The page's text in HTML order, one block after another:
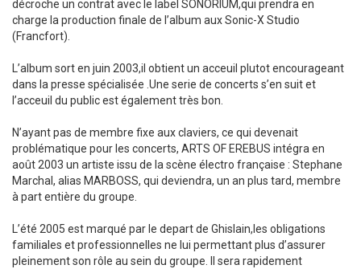
décroche un contrat avec le label SONORIUM,qui prendra en
charge la production finale de l’album aux Sonic-X Studio
(Francfort).
L’album sort en juin 2003,il obtient un acceuil plutot encourageant
dans la presse spécialisée .Une serie de concerts s’en suit et
l’acceuil du public est également très bon.
N’ayant pas de membre fixe aux claviers, ce qui devenait
problématique pour les concerts, ARTS OF EREBUS intégra en
août 2003 un artiste issu de la scène électro française : Stephane
Marchal, alias MARBOSS, qui deviendra, un an plus tard, membre
à part entière du groupe.
L’été 2005 est marqué par le depart de Ghislain,les obligations
familiales et professionnelles ne lui permettant plus d’assurer
pleinement son rôle au sein du groupe. Il sera rapidement